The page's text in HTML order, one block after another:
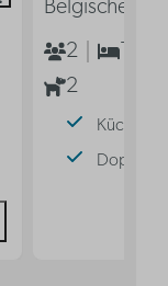
Belgische
2
2
Küche